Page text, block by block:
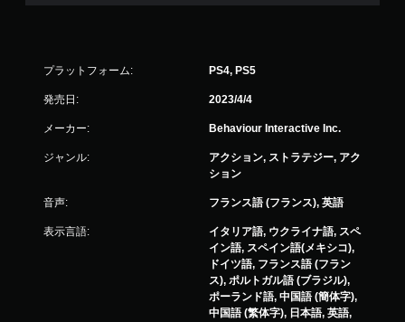
プラットフォーム: PS4, PS5
発売日: 2023/4/4
メーカー: Behaviour Interactive Inc.
ジャンル:
アクション, ストラテジー, アク
ション
音声: フランス語 (フランス), 英語
表示言語:
イタリア語, ウクライナ語, スペ
イン語, スペイン語(メキシコ),
ドイツ語, フランス語 (フラン
ス), ポルトガル語 (ブラジル),
ポーランド語, 中国語 (簡体字),
中国語 (繁体字), 日本語, 英語,